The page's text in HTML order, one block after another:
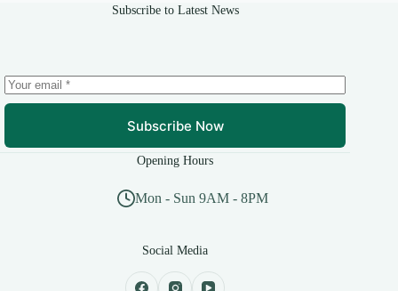
Subscribe to Latest News
Subscribe Now
Opening Hours
Mon - Sun 9AM - 8PM
Social Media